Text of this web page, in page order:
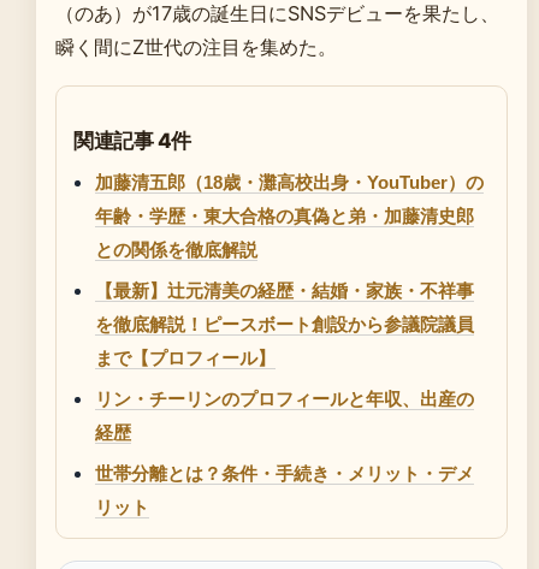
（のあ）が17歳の誕生日にSNSデビューを果たし、
瞬く間にZ世代の注目を集めた。
関連記事 4件
加藤清五郎（18歳・灘高校出身・YouTuber）の
年齢・学歴・東大合格の真偽と弟・加藤清史郎
との関係を徹底解説
【最新】辻元清美の経歴・結婚・家族・不祥事
を徹底解説！ピースボート創設から参議院議員
まで【プロフィール】
リン・チーリンのプロフィールと年収、出産の
経歴
世帯分離とは？条件・手続き・メリット・デメ
リット